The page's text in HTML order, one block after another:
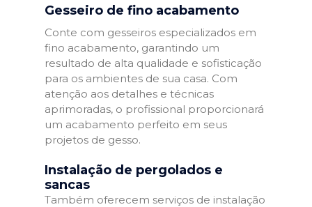
Gesseiro de fino acabamento
Conte com gesseiros especializados em
fino acabamento, garantindo um
resultado de alta qualidade e sofisticação
para os ambientes de sua casa. Com
atenção aos detalhes e técnicas
aprimoradas, o profissional proporcionará
um acabamento perfeito em seus
projetos de gesso.
Instalação de pergolados e
sancas
Também oferecem serviços de instalação